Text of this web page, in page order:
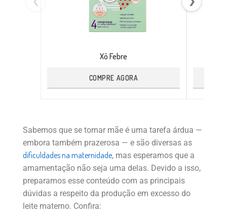
Xô Febre
COMPRE AGORA
Sabemos que se tornar mãe é uma tarefa árdua —
embora também prazerosa — e são diversas as
dificuldades na maternidade, mas esperamos que a
amamentação não seja uma delas. Devido a isso,
preparamos esse conteúdo com as principais
dúvidas a respeito da produção em excesso do
leite materno. Confira: